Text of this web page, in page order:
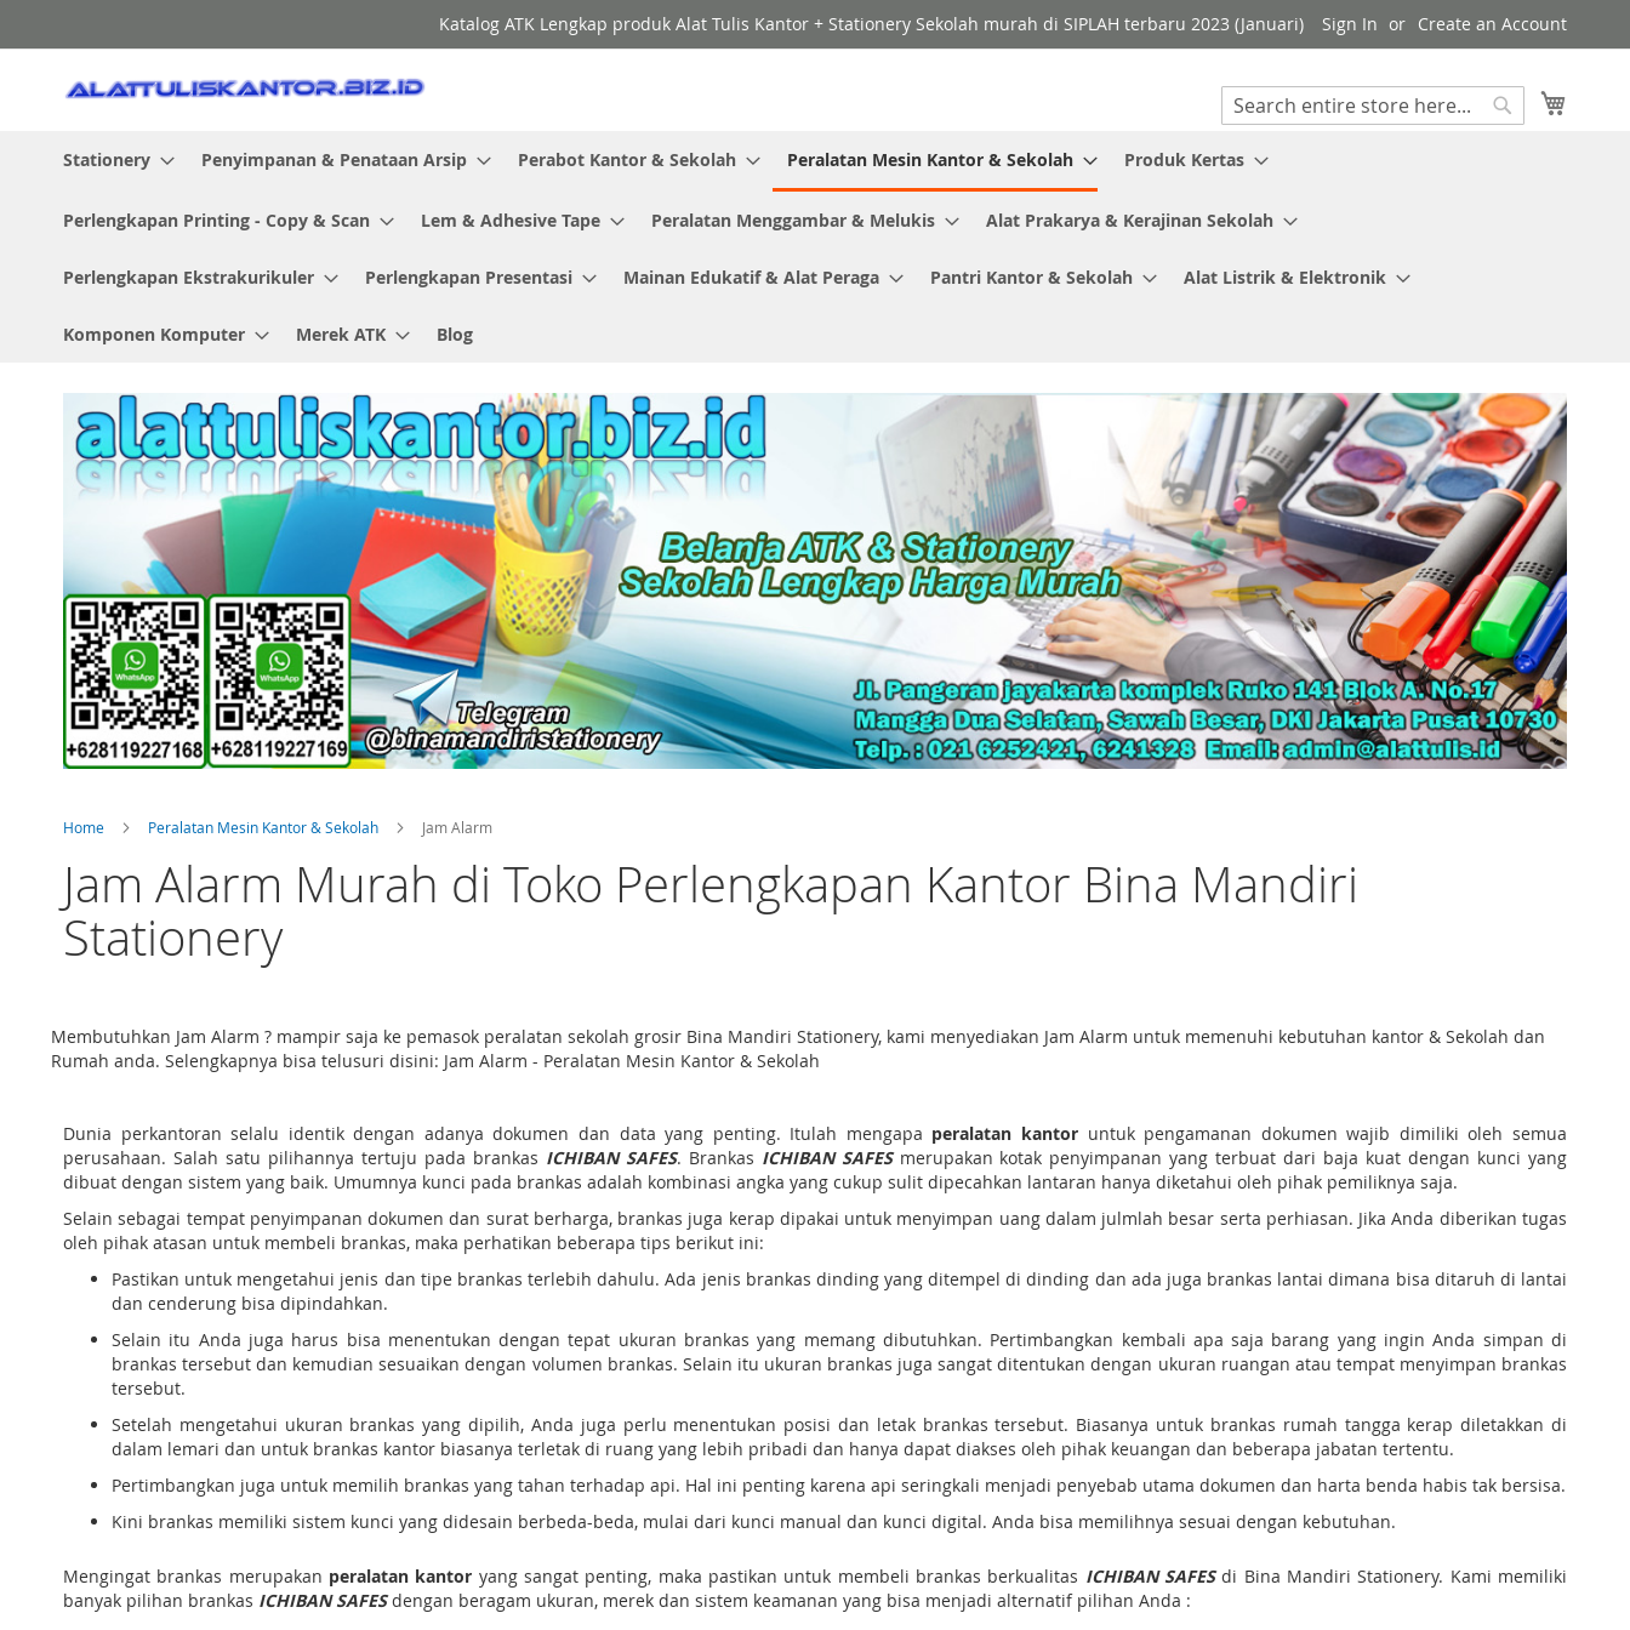
to
Katalog ATK Lengkap produk Alat Tulis Kantor + Stationery Sekolah murah di SIPLAH terbaru 2023 (Januari) Sign In Create an Account
Search
Stationery
Penyimpanan & Penataan Arsip Perabot Kantor & Sekolah Peralatan Mesin Kantor & Sekolah Produk Kertas
Perlengkapan Printing - Copy & Scan Lem & Adhesive Tape Peralatan Menggambar & Melukis Alat Prakarya & Kerajinan Sekolah
Perlengkapan Ekstrakurikuler Perlengkapan Presentasi Mainan Edukatif & Alat Peraga Pantri Kantor & Sekolah Alat Listrik & Elektronik
Komponen Komputer Merek ATK Blog
Home Peralatan Mesin Kantor & Sekolah Jam Alarm
Jam Alarm Murah di Toko Perlengkapan Kantor Bina Mandiri
Stationery
Membutuhkan Jam Alarm ? mampir saja ke pemasok peralatan sekolah grosir Bina Mandiri Stationery, kami menyediakan Jam Alarm untuk memenuhi kebutuhan kantor & Sekolah dan
Rumah anda. Selengkapnya bisa telusuri disini: Jam Alarm - Peralatan Mesin Kantor & Sekolah
Dunia perkantoran selalu identik dengan adanya dokumen dan data yang penting. Itulah mengapa peralatan kantor untuk pengamanan dokumen wajib dimiliki oleh semua
perusahaan. Salah satu pilihannya tertuju pada brankas ICHIBAN SAFES. Brankas ICHIBAN SAFESmerupakan kotak penyimpanan yang terbuat dari baja kuat dengan kunci yang
dibuat dengan sistem yang baik. Umumnya kunci pada brankas adalah kombinasi angka yang cukup sulit dipecahkan lantaran hanya diketahui oleh pihak pemiliknya saja.
Selain sebagai tempat penyimpanan dokumen dan surat berharga, brankas juga kerap dipakai untuk menyimpan uang dalam julmlah besar serta perhiasan. Jika Anda diberikan tugas
oleh pihak atasan untuk membeli brankas, maka perhatikan beberapa tips berikut ini:
Pastikan untuk mengetahui jenis dan tipe brankas terlebih dahulu. Ada jenis brankas dinding yang ditempel di dinding dan ada juga brankas lantai dimana bisa ditaruh di lantai
dan cenderung bisa dipindahkan.
Selain itu Anda juga harus bisa menentukan dengan tepat ukuran brankas yang memang dibutuhkan. Pertimbangkan kembali apa saja barang yang ingin Anda simpan di
brankas tersebut dan kemudian sesuaikan dengan volumen brankas. Selain itu ukuran brankas juga sangat ditentukan dengan ukuran ruangan atau tempat menyimpan brankas
tersebut.
Setelah mengetahui ukuran brankas yang dipilih, Anda juga perlu menentukan posisi dan letak brankas tersebut. Biasanya untuk brankas rumah tangga kerap diletakkan di
dalam lemari dan untuk brankas kantor biasanya terletak di ruang yang lebih pribadi dan hanya dapat diakses oleh pihak keuangan dan beberapa jabatan tertentu.
Pertimbangkan juga untuk memilih brankas yang tahan terhadap api. Hal ini penting karena api seringkali menjadi penyebab utama dokumen dan harta benda habis tak bersisa.
Kini brankas memiliki sistem kunci yang didesain berbeda-beda, mulai dari kunci manual dan kunci digital. Anda bisa memilihnya sesuai dengan kebutuhan.
Mengingat brankas merupakan peralatan kantor yang sangat penting, maka pastikan untuk membeli brankas berkualitas ICHIBAN SAFESdi Bina Mandiri Stationery. Kami memiliki
banyak pilihan brankas ICHIBAN SAFESdengan beragam ukuran, merek dan sistem keamanan yang bisa menjadi alternatif pilihan Anda :